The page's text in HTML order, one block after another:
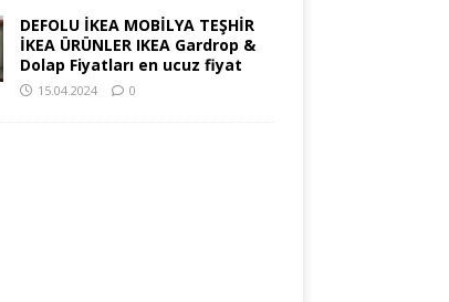
DEFOLU İKEA MOBİLYA TEŞHİR
İKEA ÜRÜNLER IKEA Gardrop &
Dolap Fiyatları en ucuz fiyat
15.04.2024 0